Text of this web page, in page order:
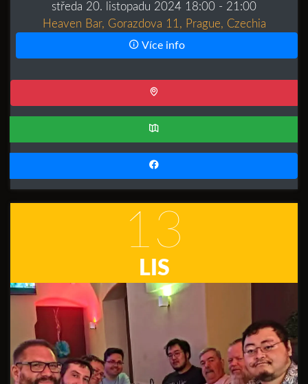
středa 20. listopadu 2024 18:00 - 21:00
Heaven Bar, Gorazdova 11, Prague, Czechia
Více info
13
LIS